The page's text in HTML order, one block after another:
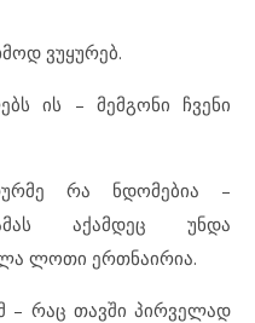
ვუყურებ.
ის – მემგონი ჩვენი
რა ნდომებია –
აქამდეც უნდა
ლოთი ერთნაირია.
– რაც თავში პირველად